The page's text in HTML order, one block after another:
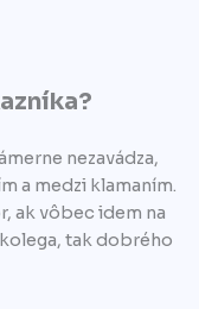
nezavádza,
a medzi klamaním.
ak vôbec idem na
tak dobrého